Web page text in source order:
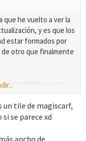
que he vuelto a ver la
y es que los
estar formados por
de otro que finalmente
redonda u otros
un tile de magiscarf,
se parece xd